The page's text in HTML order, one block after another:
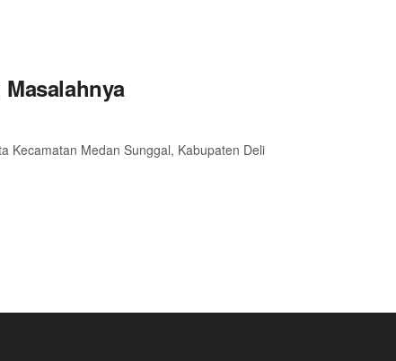
Kecamatan Medan Sunggal, Kabupaten Deli